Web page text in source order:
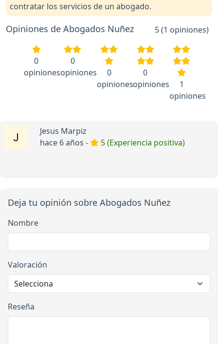
contratar los servicios de un abogado.
Opiniones de Abogados Nuñez 5 (1 opiniones)
0
opiniones
0
opiniones
0
opiniones
0
opiniones
1
opiniones
Jesus Marpiz
hace 6 años -
5 (Experiencia positiva)
Deja tu opinión sobre Abogados Nuñez
Nombre
Valoración
Reseña